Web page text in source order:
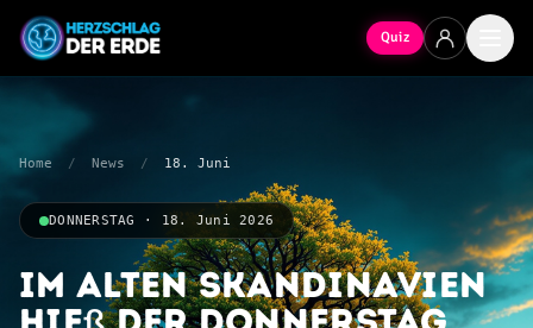
Quiz
Home / News / 18. Juni
DONNERSTAG · 18. Juni 2026
Im alten Skandinavien